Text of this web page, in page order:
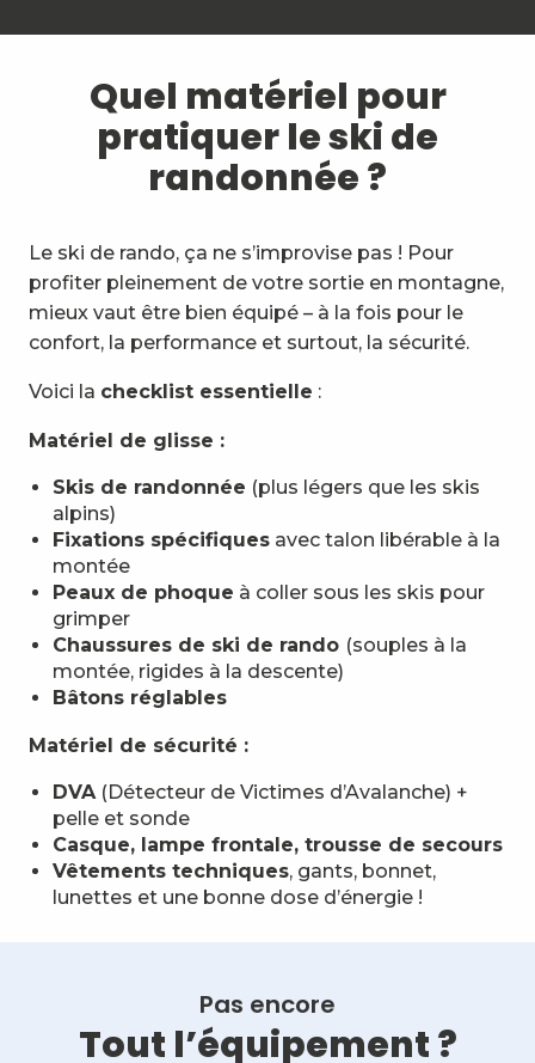
Quel matériel pour
pratiquer le ski de
randonnée ?
Le ski de rando, ça ne s’improvise pas ! Pour
profiter pleinement de votre sortie en montagne,
mieux vaut être bien équipé – à la fois pour le
confort, la performance et surtout, la sécurité.
Voici la checklist essentielle :
Matériel de glisse :
Skis de randonnée (plus légers que les skis
alpins)
Fixations spécifiques avec talon libérable à la
montée
Peaux de phoque à coller sous les skis pour
grimper
Chaussures de ski de rando (souples à la
montée, rigides à la descente)
Bâtons réglables
Matériel de sécurité :
DVA(Détecteur de Victimes d’Avalanche) +
pelle et sonde
Casque, lampe frontale, trousse de secours
Vêtements techniques, gants, bonnet,
lunettes et une bonne dose d’énergie !
Pas encore
Tout l’équipement ?